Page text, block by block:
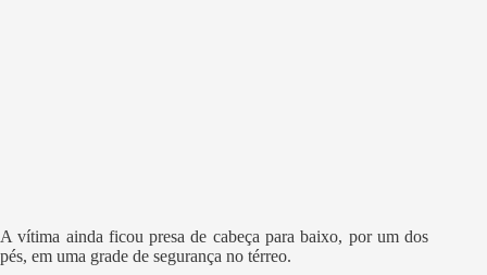
A vítima ainda ficou presa de cabeça para baixo, por um dos
pés, em uma grade de segurança no térreo.